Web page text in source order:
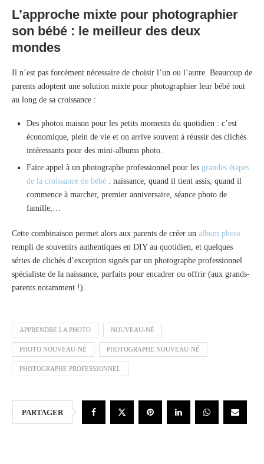
L’approche mixte pour photographier
son bébé : le meilleur des deux
mondes
Il n’est pas forcément nécessaire de choisir l’un ou l’autre. Beaucoup de
parents adoptent une solution mixte pour photographier leur bébé tout
au long de sa croissance :
Des photos maison pour les petits moments du quotidien : c’est
économique, plein de vie et on arrive souvent à réussir des clichés
intéressants pour des mini-albums photo.
Faire appel à un photographe professionnel pour les grandes étapes
de la croissance de bébé : naissance, quand il tient assis, quand il
commence à marcher, premier anniversaire, séance photo de
famille,…
Cette combinaison permet alors aux parents de créer un album photo
rempli de souvenirs authentiques en DIY au quotidien, et quelques
séries de clichés d’exception signés par un photographe professionnel
spécialiste de la naissance, parfaits pour encadrer ou offrir (aux grands-
parents notamment !).
APPRENDRE LA PHOTO NOUVEAU-NÉ
PHOTO NOUVEAU-NÉ PHOTOGRAPHE NOUVEAU-NÉ
PHOTOGRAPHE PROFESSIONNEL
PARTAGER